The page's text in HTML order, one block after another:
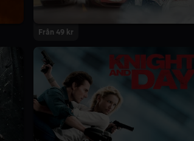
Från 49 kr